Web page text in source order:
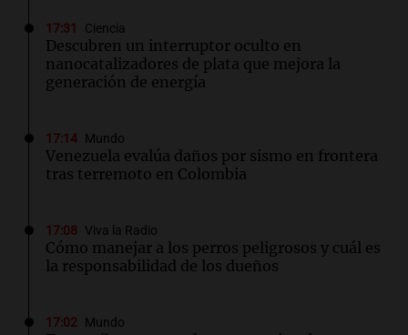
17:31 Ciencia
Descubren un interruptor oculto en
nanocatalizadores de plata que mejora la
generación de energía
17:14 Mundo
Venezuela evalúa daños por sismo en frontera
tras terremoto en Colombia
17:08 Viva la Radio
Cómo manejar a los perros peligrosos y cuál es
la responsabilidad de los dueños
17:02 Mundo